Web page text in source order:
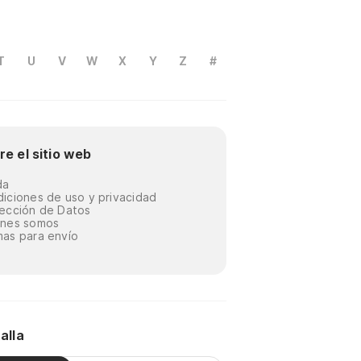
U V W X Y Z #
el sitio web
de uso y privacidad
de Datos
somos
para envío